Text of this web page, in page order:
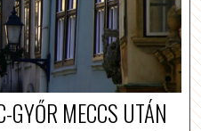
GYŐR MECCS UTÁN